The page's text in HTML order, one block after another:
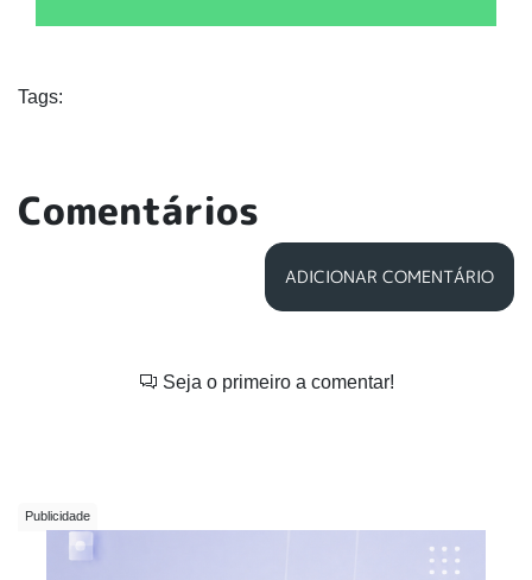
Tags:
Comentários
ADICIONAR COMENTÁRIO
Seja o primeiro a comentar!